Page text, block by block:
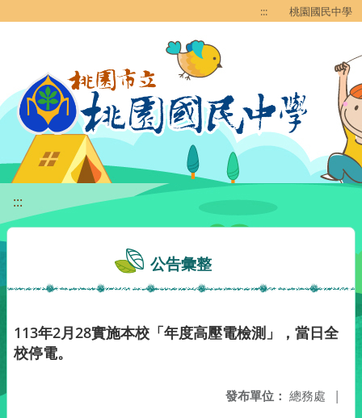
::: 桃園國民中學
:::
公告彙整
113年2月28實施本校「年度高壓電檢測」，當日全
校停電。
發布單位： 總務處 |